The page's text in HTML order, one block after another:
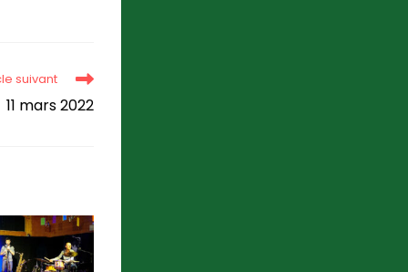
suivant
11 mars 2022